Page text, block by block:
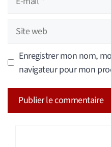
Site
web
Enregistrer mon nom,
navigateur pour mon